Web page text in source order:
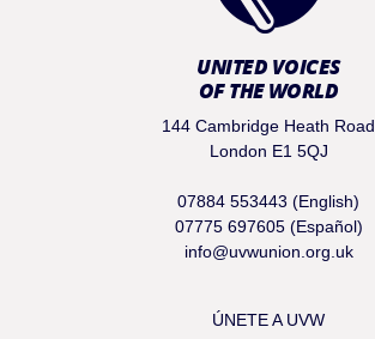
UNITED VOICES
OF THE WORLD
144 Cambridge Heath Road
London E1 5QJ
07884 553443 (English)
07775 697605 (Español)
info@uvwunion.org.uk
ÚNETE A UVW